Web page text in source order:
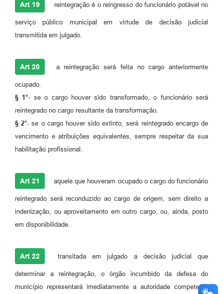
Art 19 reintegração é o reingresso do funcionário potável no
serviço público municipal em virtude de decisão judicial
transmitida em julgado.
Art 20 a reintegração será feita no cargo anteriormente
ocupado.
§ 1°- se o cargo houver sido transformado, o funcionário será
reintegrado no cargo resultante da transformação.
§ 2°-se o cargo houver sido extinto, será reintegrado encargo de
vencimento e atribuições equivalentes, sempre respeitar da sua
habilitação profissional.
Art 21 aquele que houveram ocupado o cargo do funcionário
reintegrado será reconduzido ao cargo de origem, sem direito a
indenização, ou aproveitamento em outro cargo, ou, ainda, posto
em disponibilidade.
Art 22 transitada em julgado a decisão judicial que
determinar a reintegração, o órgão incumbido da defesa do
município representará imediatamente a autoridade competente